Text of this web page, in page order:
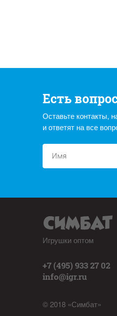
Есть
Оставьте контакты,
и ответят на все
Игрушки оптом
+7 (495) 933 27 02
info@igr.ru
© 2018 «Симбат»